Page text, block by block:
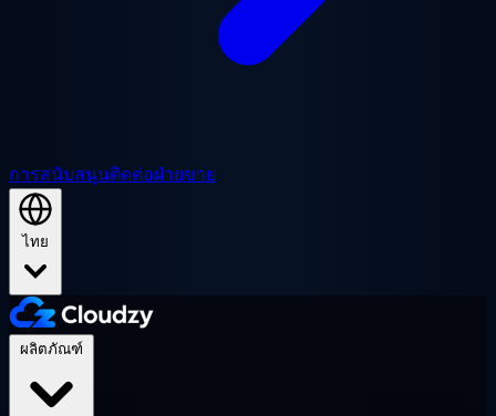
การสนับสนุนติดต่อฝ่ายขาย
ไทย